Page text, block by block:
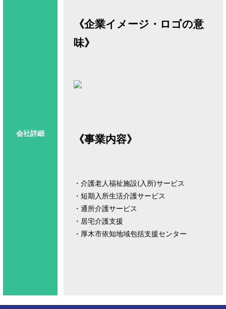
会社詳細
《企業イメージ・ロゴの意
味》
《事業内容》
・介護老人福祉施設(入所)サービス
・短期入所生活介護サービス
・通所介護サービス
・居宅介護支援
・厚木市依知地域包括支援センター